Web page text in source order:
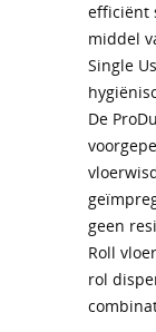
efficiënt
middel
Single
De
geen
Roll
rol